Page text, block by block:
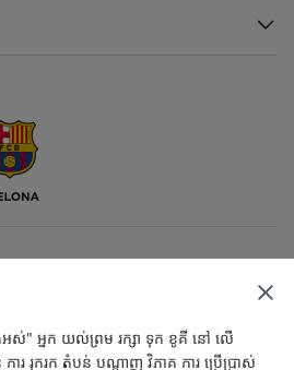
" អ្នក យល់ព្រម រក្សា ទុក ខូគី នៅ លើ
ារ រុករក តំបន់ បណ្ដាញ វិភាគ ការ ប្រើប្រាស់